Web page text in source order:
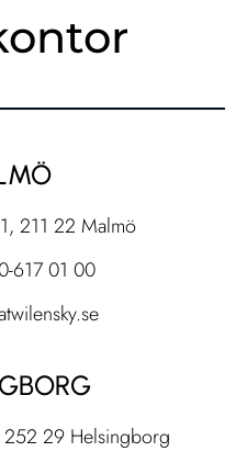
211 22 Malmö
617 01 00
252 29 Helsingborg